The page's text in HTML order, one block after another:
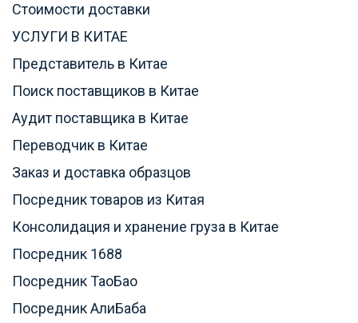
Стоимости доставки
УСЛУГИ В КИТАЕ
Представитель в Китае
Поиск поставщиков в Китае
Аудит поставщика в Китае
Переводчик в Китае
Заказ и доставка образцов
Посредник товаров из Китая
Консолидация и хранение груза в Китае
Посредник 1688
Посредник ТаоБао
Посредник АлиБаба